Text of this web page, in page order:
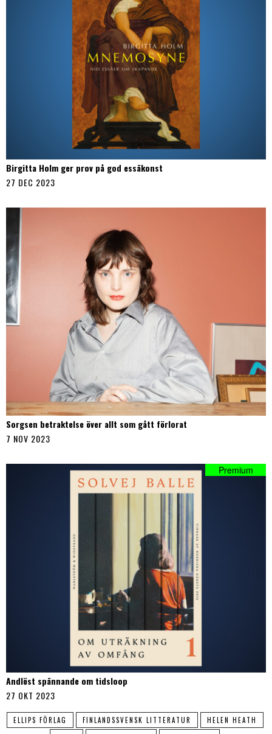
Birgitta Holm ger prov på god essäkonst
27 DEC 2023
Sorgsen betraktelse över allt som gått förlorat
7 NOV 2023
Andlöst spännande om tidsloop
27 OKT 2023
ELLIPS FÖRLAG FINLANDSSVENSK LITTERATUR
HELEN HEATH